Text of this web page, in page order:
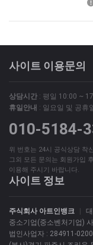
사이트 이용문의
상담시간 : 평일 10:00 ~
휴일안내 : 일요일 및 공휴
010-5184-
위 번호는 24시 공식상담 착
그외 모든 문의는 회원가입
이용해 주시기 바랍니다.
사이트 정보
주식회사 아트인뱅크 |
중소기업(중소벤처기업)
법인사업자 : 284911-